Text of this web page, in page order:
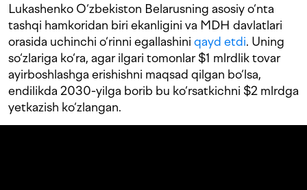
Lukashenko O‘zbekiston Belarusning asosiy o‘nta
tashqi hamkoridan biri ekanligini va MDH davlatlari
orasida uchinchi o‘rinni egallashini qayd etdi. Uning
so‘zlariga ko‘ra, agar ilgari tomonlar $1 mlrdlik tovar
ayirboshlashga erishishni maqsad qilgan bo‘lsa,
endilikda 2030-yilga borib bu ko‘rsatkichni $2 mlrdga
yetkazish ko‘zlangan.